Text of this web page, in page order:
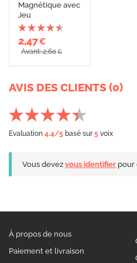
Magnétique avec
Jeu
2,47€
Avant: 2,60€
AVIS DES CLIENTS (0)
Evaluation 4.4/5 basé sur5 voix
Vous devez vous identifier pour
À propos de nous
Paiement et livraison